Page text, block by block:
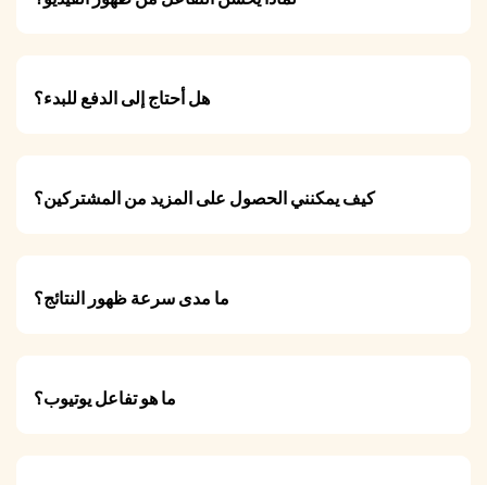
هل أحتاج إلى الدفع للبدء؟
كيف يمكنني الحصول على المزيد من المشتركين؟
ما مدى سرعة ظهور النتائج؟
ما هو تفاعل يوتيوب؟